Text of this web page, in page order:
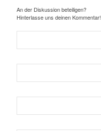
An der Diskussion beteiligen?
Hinterlasse uns deinen Kommentar!